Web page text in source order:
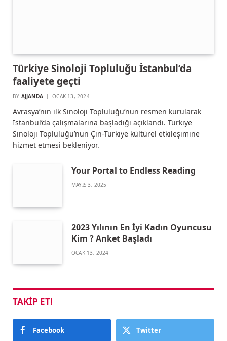
Türkiye Sinoloji Topluluğu İstanbul’da
faaliyete geçti
BY AJJANDA OCAK 13, 2024
Avrasya’nın ilk Sinoloji Topluluğu’nun resmen kurularak
İstanbul’da çalışmalarına başladığı açıklandı. Türkiye
Sinoloji Topluluğu’nun Çin-Türkiye kültürel etkileşimine
hizmet etmesi bekleniyor.
Your Portal to Endless Reading
MAYIS 3, 2025
2023 Yılının En İyi Kadın Oyuncusu
Kim ? Anket Başladı
OCAK 13, 2024
TAKIP ET!
Facebook Twitter